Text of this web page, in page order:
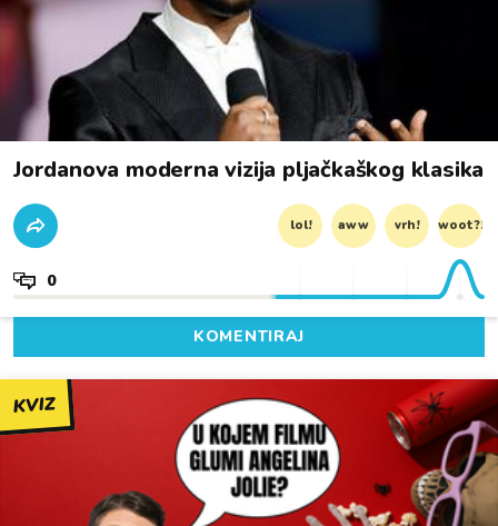
Jordanova moderna vizija pljačkaškog klasika
lol! aww vrh! woot?!
0
KOMENTIRAJ
KVIZ